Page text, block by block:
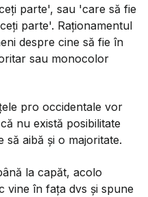
parte', sau 'care să fie
parte'. Raționamentul
despre cine să fie în
sau monocolor
pro occidentale vor
nu există posibilitate
să aibă și o majoritate.
la capăt, acolo
vine în fața dvs și spune